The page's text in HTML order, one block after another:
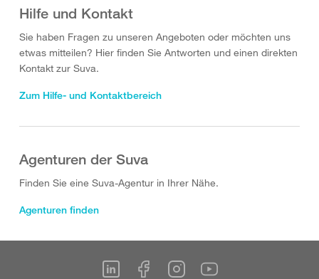
Hilfe und Kontakt
Sie haben Fragen zu unseren Angeboten oder möchten uns
etwas mitteilen? Hier finden Sie Antworten und einen direkten
Kontakt zur Suva.
Zum Hilfe- und Kontaktbereich
Agenturen der Suva
Finden Sie eine Suva-Agentur in Ihrer Nähe.
Agenturen finden